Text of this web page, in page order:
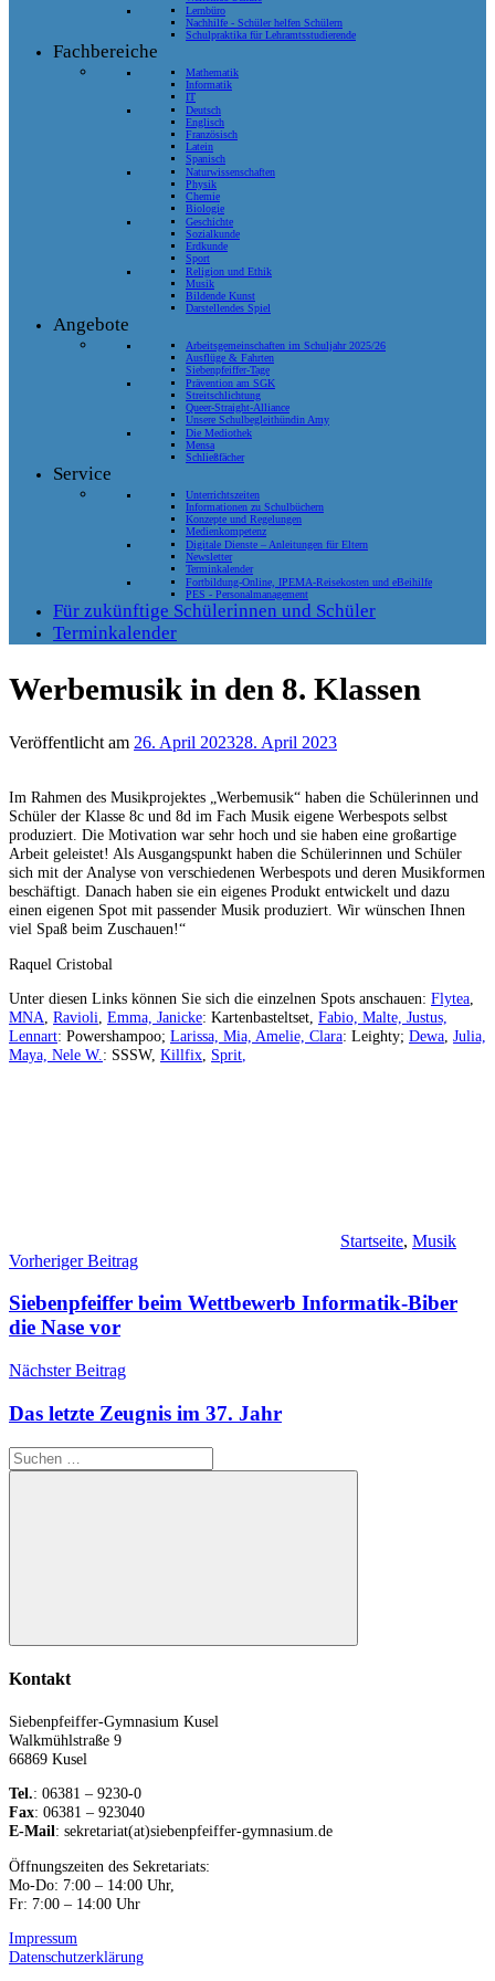
Lernbüro
Nachhilfe - Schüler helfen Schülern
Schulpraktika für Lehramtsstudierende
Fachbereiche
Mathematik
Informatik
IT
Deutsch
Englisch
Französisch
Latein
Spanisch
Naturwissenschaften
Physik
Chemie
Biologie
Geschichte
Sozialkunde
Erdkunde
Sport
Religion und Ethik
Musik
Bildende Kunst
Darstellendes Spiel
Angebote
Arbeitsgemeinschaften im Schuljahr 2025/26
Ausflüge & Fahrten
Siebenpfeiffer-Tage
Prävention am SGK
Streitschlichtung
Queer-Straight-Alliance
Unsere Schulbegleithündin Amy
Die Mediothek
Mensa
Schließfächer
Service
Unterrichtszeiten
Informationen zu Schulbüchern
Konzepte und Regelungen
Medienkompetenz
Digitale Dienste – Anleitungen für Eltern
Newsletter
Terminkalender
Fortbildung-Online, IPEMA-Reisekosten und eBeihilfe
PES - Personalmanagement
Für zukünftige Schülerinnen und Schüler
Terminkalender
Werbemusik in den 8. Klassen
Veröffentlicht am 26. April 202328. April 2023
Im Rahmen des Musikprojektes „Werbemusik“ haben die Schülerinnen und
Schüler der Klasse 8c und 8d im Fach Musik eigene Werbespots selbst
produziert. Die Motivation war sehr hoch und sie haben eine großartige
Arbeit geleistet! Als Ausgangspunkt haben die Schülerinnen und Schüler
sich mit der Analyse von verschiedenen Werbespots und deren Musikformen
beschäftigt. Danach haben sie ein eigenes Produkt entwickelt und dazu
einen eigenen Spot mit passender Musik produziert. Wir wünschen Ihnen
viel Spaß beim Zuschauen!“
Raquel Cristobal
Unter diesen Links können Sie sich die einzelnen Spots anschauen: Flytea,
MNA, Ravioli, Emma, Janicke: Kartenbasteltset, Fabio, Malte, Justus,
Lennart: Powershampoo; Larissa, Mia, Amelie, Clara: Leighty; Dewa, Julia,
Maya, Nele W.: SSSW, Killfix, Sprit,
Startseite, Musik
Beitragsnavigation
Vorheriger Beitrag
Siebenpfeiffer beim Wettbewerb Informatik-Biber
die Nase vor
Nächster Beitrag
Das letzte Zeugnis im 37. Jahr
Suchen
nach:
Suchen
Kontakt
Siebenpfeiffer-Gymnasium Kusel
Walkmühlstraße 9
66869 Kusel
Tel.: 06381 – 9230-0
Fax: 06381 – 923040
E-Mail: sekretariat(at)siebenpfeiffer-gymnasium.de
Öffnungszeiten des Sekretariats:
Mo-Do: 7:00 – 14:00 Uhr,
Fr: 7:00 – 14:00 Uhr
Impressum
Datenschutzerklärung